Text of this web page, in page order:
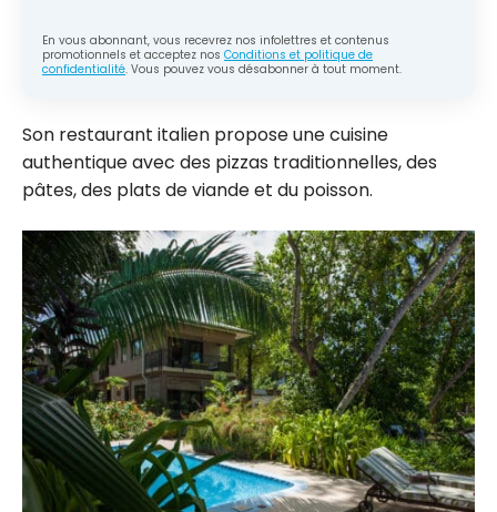
En vous abonnant, vous recevrez nos infolettres et contenus
promotionnels et acceptez nos Conditions et politique de
confidentialité. Vous pouvez vous désabonner à tout moment.
Son restaurant italien propose une cuisine
authentique avec des pizzas traditionnelles, des
pâtes, des plats de viande et du poisson.